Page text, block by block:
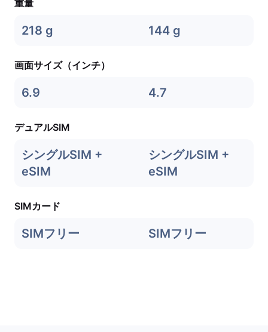
重量
218 g 144 g
画面サイズ（インチ）
6.9 4.7
デュアルSIM
シングルSIM +
eSIM
シングルSIM +
eSIM
SIMカード
SIMフリー SIMフリー